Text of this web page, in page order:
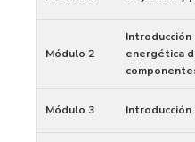
Módulo 2
energética
Módulo 3 Introducción